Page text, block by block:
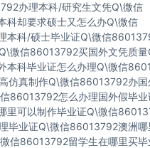
办理本科/研究生文凭Q\微信
科却要求硕士又怎么办Q\微信
本科/硕士毕业证Q\微信
微信86013792买国外文凭质
本科毕业证怎么办理Q\微信
仿真制作Q\微信86013792办国
86013792怎么办理国外假毕业
里可以制作毕业证Q\微信
毕业证Q\微信86013792澳洲哪
信86013792留学生在哪里买毕